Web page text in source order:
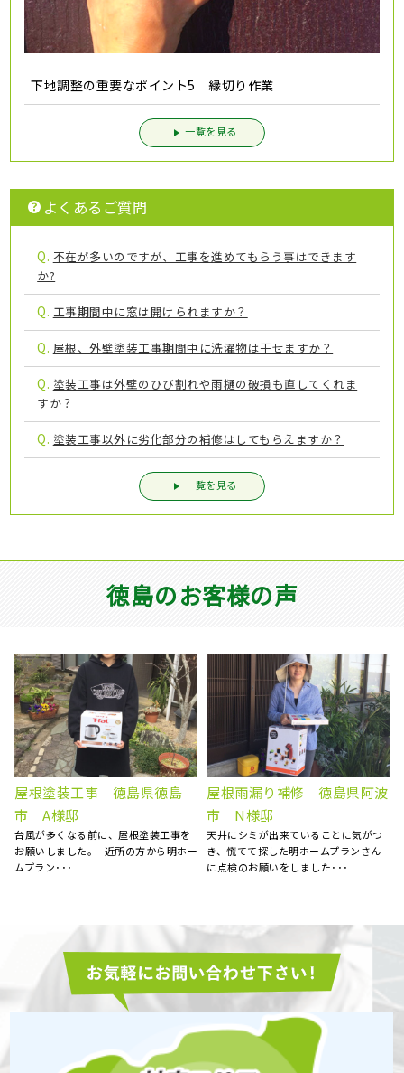
下地調整の重要なポイント5 縁切り作業
一覧を見る
よくあるご質問
Q. 不在が多いのですが、工事を進めてもらう事はできます
か?
Q. 工事期間中に窓は開けられますか？
Q. 屋根、外壁塗装工事期間中に洗濯物は干せますか？
Q. 塗装工事は外壁のひび割れや雨樋の破損も直してくれま
すか？
Q. 塗装工事以外に劣化部分の補修はしてもらえますか？
一覧を見る
徳島のお客様の声
屋根塗装工事 徳島県徳島
市 A様邸
台風が多くなる前に、屋根塗装工事を
お願いしました。 近所の方から明ホー
ムプラン･･･
屋根雨漏り補修 徳島県阿波
市 N様邸
天井にシミが出来ていることに気がつ
き、慌てて探した明ホームプランさん
に点検のお願いをしました･･･